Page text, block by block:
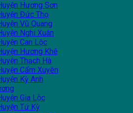
Hương Sơn
Đức Thọ
Vũ Quang
Nghi Xuân
Can Lộc
Hương Khê
Thạch Hà
Cẩm Xuyên
Kỳ Anh
Gia Lộc
Tứ Kỳ